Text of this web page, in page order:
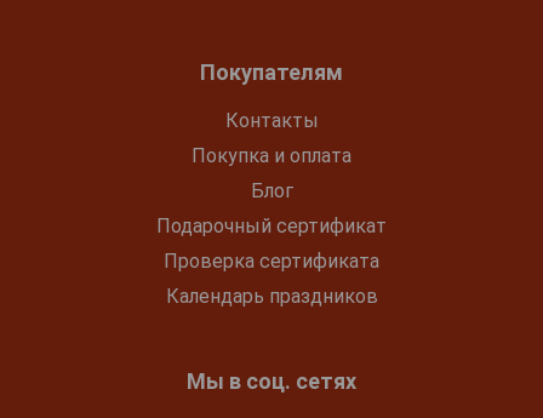
Покупателям
Контакты
Покупка и оплата
Блог
Подарочный сертификат
Проверка сертификата
Календарь праздников
Мы в соц. сетях